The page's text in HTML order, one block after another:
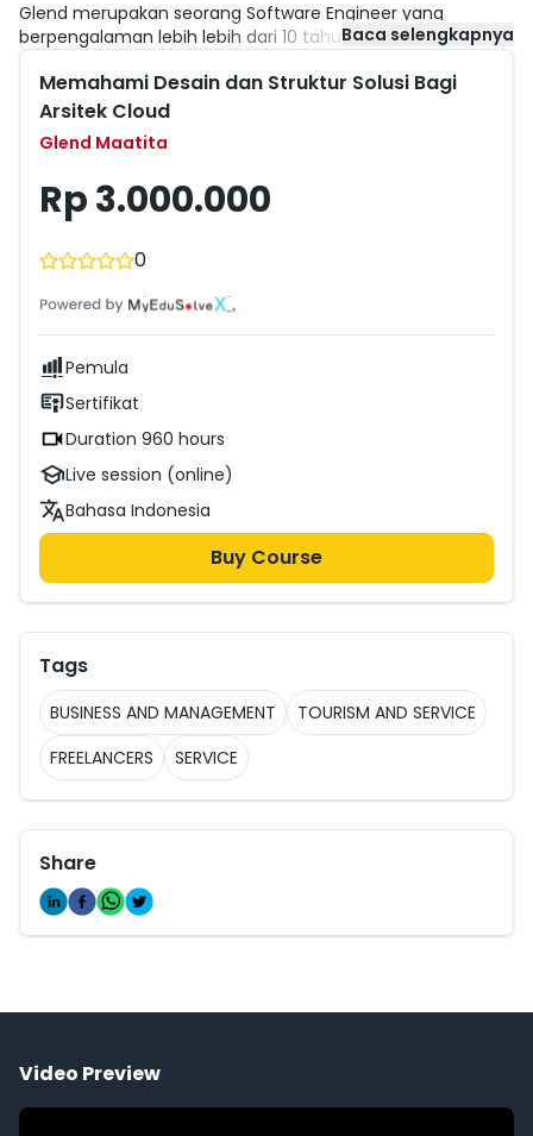
Glend merupakan seorang Software Engineer yang
berpengalaman lebih lebih dari 10 tahun, serta pernah
menjadi seorang CTO. Glend memiliki kompetensi dalam
Backend dan Mobile Development menggunakan berbagai
Technology Stacks seperti Python, Golang, Java/ Kotlin,
dan Dart. Selain itu, Glend juga memiliki kompetensi dalam
DevOps dan Cloud Platform Engineering menggunakan
teknologi stack modern seperti AWS, GCP, Kubernetes,
Terraform, dan sebagainya.
Baca selengkapnya
Memahami Desain dan Struktur Solusi Bagi
Arsitek Cloud
Glend Maatita
Rp 3.000.000
0
Pemula
Sertifikat
Duration 960 hours
Live session (online)
Bahasa Indonesia
Buy Course
Tags
BUSINESS AND MANAGEMENT
TOURISM AND SERVICE
FREELANCERS
SERVICE
Share
Video Preview